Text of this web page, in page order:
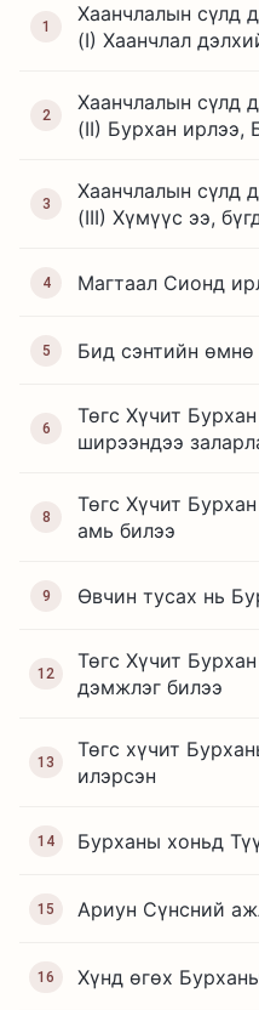
1
Хаанчлалын сүлд
(I) Хаанчлал
2
Хаанчлалын сүлд
(II) Бурхан ирлээ,
3
Хаанчлалын сүлд
(III) Хүмүүс ээ,
4 Магтаал Сионд
5 Бид сэнтийн өмнө
6
Төгс Хүчит
ширээндээ
8
Төгс Хүчит
амь билээ
9 Өвчин тусах нь
12
Төгс Хүчит
дэмжлэг билээ
13
Төгс хүчит
илэрсэн
14 Бурханы хоньд
15 Ариун Сүнсний
16 Хүнд өгөх